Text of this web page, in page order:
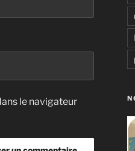
le navigateur